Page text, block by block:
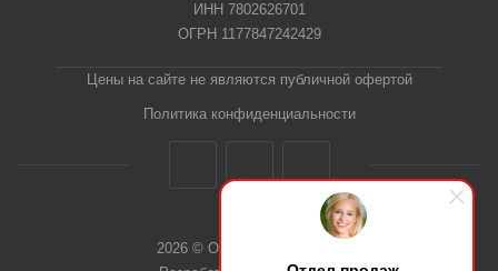
ИНН 7802626701
ОГРН 1177847242429
Цены на сайте не являются публичной офертой
Политика конфиденциальности
2026 © ООО "СПб Металл"